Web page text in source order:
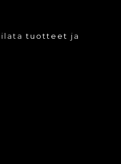
tuotteet ja